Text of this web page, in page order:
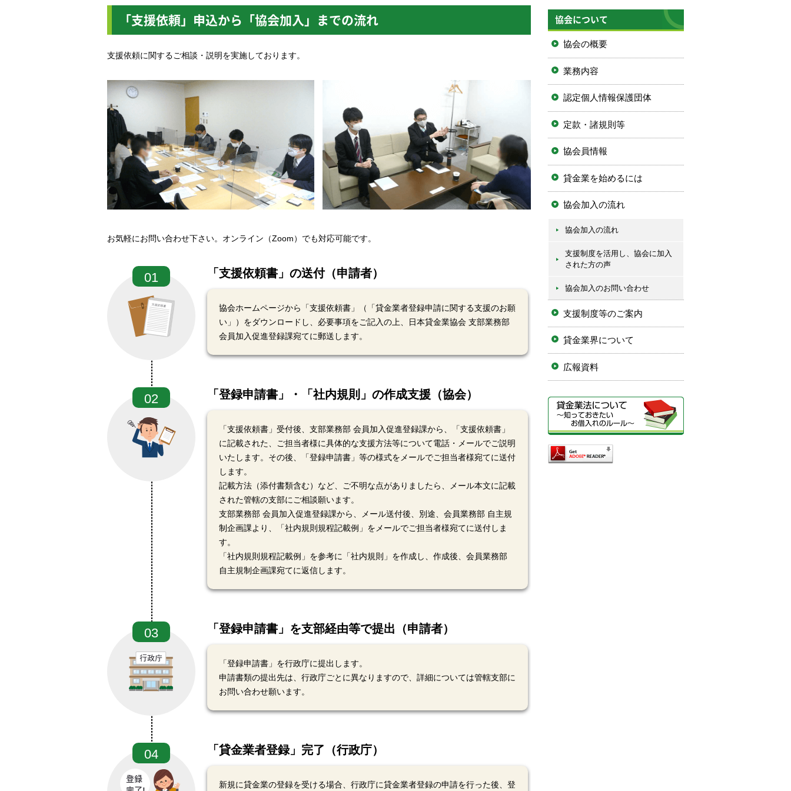
「支援依頼」申込から「協会加入」までの流れ
支援依頼に関するご相談・説明を実施しております。
お気軽にお問い合わせ下さい。オンライン（Zoom）でも対応可能です。
01 「支援依頼書」の送付（申請者）
協会ホームページから「支援依頼書」（「貸金業者登録申請に関する支援のお願
い」）をダウンロードし、必要事項をご記入の上、日本貸金業協会 支部業務部
会員加入促進登録課宛てに郵送します。
02 「登録申請書」・「社内規則」の作成支援（協会）
「支援依頼書」受付後、支部業務部 会員加入促進登録課から、「支援依頼書」
に記載された、ご担当者様に具体的な支援方法等について電話・メールでご説明
いたします。その後、「登録申請書」等の様式をメールでご担当者様宛てに送付
します。
記載方法（添付書類含む）など、ご不明な点がありましたら、メール本文に記載
された管轄の支部にご相談願います。
支部業務部 会員加入促進登録課から、メール送付後、別途、会員業務部 自主規
制企画課より、「社内規則規程記載例」をメールでご担当者様宛てに送付しま
す。
「社内規則規程記載例」を参考に「社内規則」を作成し、作成後、会員業務部
自主規制企画課宛てに返信します。
03 「登録申請書」を支部経由等で提出（申請者）
「登録申請書」を行政庁に提出します。
申請書類の提出先は、行政庁ごとに異なりますので、詳細については管轄支部に
お問い合わせ願います。
04 「貸金業者登録」完了（行政庁）
新規に貸金業の登録を受ける場合、行政庁に貸金業者登録の申請を行った後、登
協会について
協会の概要
業務内容
認定個人情報保護団体
定款・諸規則等
協会員情報
貸金業を始めるには
協会加入の流れ
協会加入の流れ
支援制度を活用し、協会に加入
された方の声
協会加入のお問い合わせ
支援制度等のご案内
貸金業界について
広報資料